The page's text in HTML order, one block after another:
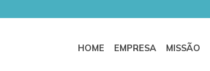
HOME EMPRESA MISSÃO